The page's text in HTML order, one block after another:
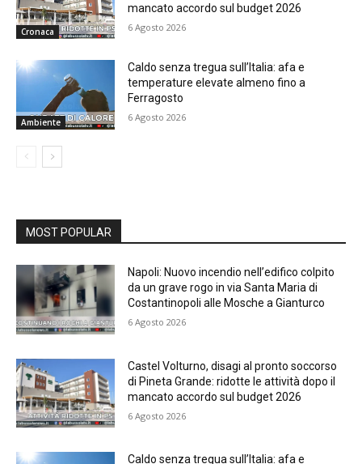
Cronaca
mancato accordo sul budget 2026
6 Agosto 2026
Ambiente
Caldo senza tregua sull’Italia: afa e
temperature elevate almeno fino a
Ferragosto
6 Agosto 2026
MOST POPULAR
Napoli: Nuovo incendio nell’edifico colpito
da un grave rogo in via Santa Maria di
Costantinopoli alle Mosche a Gianturco
6 Agosto 2026
Castel Volturno, disagi al pronto soccorso
di Pineta Grande: ridotte le attività dopo il
mancato accordo sul budget 2026
6 Agosto 2026
Caldo senza tregua sull’Italia: afa e